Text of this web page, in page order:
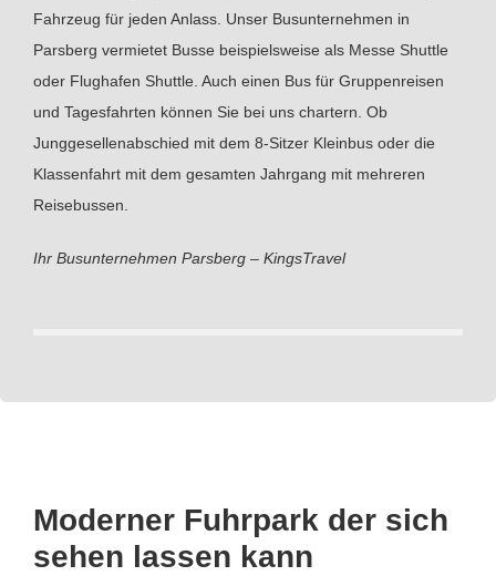
Fahrzeug für jeden Anlass. Unser Busunternehmen in
Parsberg vermietet Busse beispielsweise als Messe Shuttle
oder Flughafen Shuttle. Auch einen Bus für Gruppenreisen
und Tagesfahrten können Sie bei uns chartern. Ob
Junggesellenabschied mit dem 8-Sitzer Kleinbus oder die
Klassenfahrt mit dem gesamten Jahrgang mit mehreren
Reisebussen.
Ihr Busunternehmen Parsberg – KingsTravel
Moderner Fuhrpark der sich
sehen lassen kann